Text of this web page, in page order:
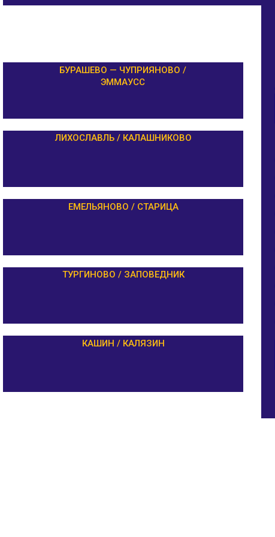
ЛИХОСЛАВЛЬ / КАЛАШНИКОВО
ЕМЕЛЬЯНОВО / СТАРИЦА
ТУРГИНОВО / ЗАПОВЕДНИК
КАШИН / КАЛЯЗИН
БУРАШЕВО — ЧУПРИЯНОВО /
ЭММАУСС